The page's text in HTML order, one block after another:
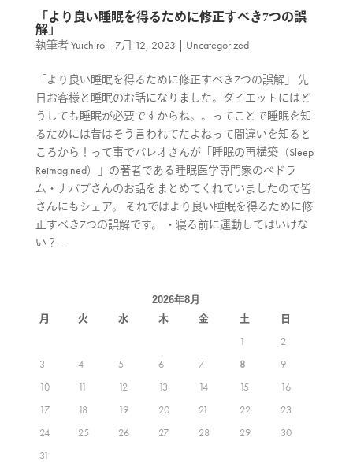
「より良い睡眠を得るために修正すべき7つの誤
解」
執筆者Yuichiro| 7月 12, 2023 | Uncategorized
「より良い睡眠を得るために修正すべき7つの誤解」 先
日お客様と睡眠のお話になりました。ダイエットにはど
うしても睡眠が必要ですからね。。ってことで睡眠を知
るためには昔はそう言われてたよねって間違いを知ると
ころから！って事でパレオさんが「睡眠の再構築（Sleep
Reimagined）」の著者である睡眠医学専門家のペドラ
ム・ナバブさんのお話をまとめてくれていましたので皆
さんにもシェア。 それではより良い睡眠を得るために修
正すべき7つの誤解です。 ・寝る前に運動してはいけな
い？...
2026年8月
月 火 水 木 金 土
日
1
2
3
4 5 6 7 8
9
10
11 12 13 14 15
16
17
18 19 20 21 22
23
24
25 26 27 28 29
30
31